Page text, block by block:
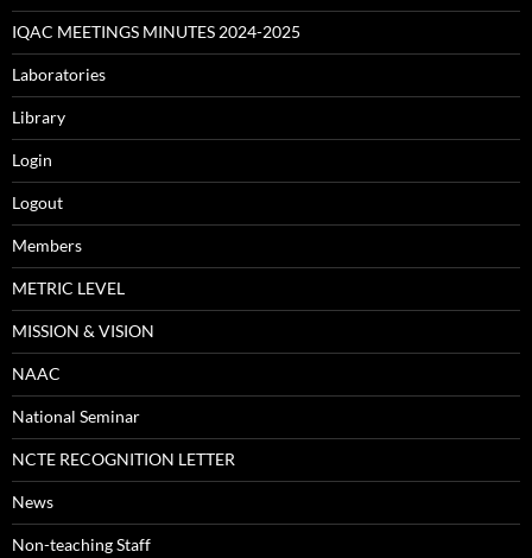
IQAC MEETINGS MINUTES 2024-2025
Laboratories
Library
Login
Logout
Members
METRIC LEVEL
MISSION & VISION
NAAC
National Seminar
NCTE RECOGNITION LETTER
News
Non-teaching Staff